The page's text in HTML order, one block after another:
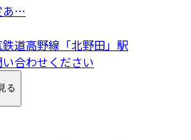
あ…
道高野線「北野田」駅
合わせください
る